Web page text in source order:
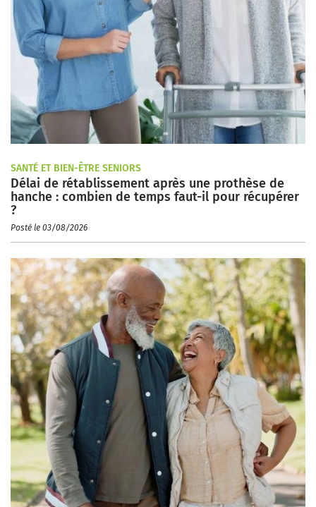
SANTÉ ET BIEN-ÊTRE SENIORS
Délai de rétablissement après une prothèse de
hanche : combien de temps faut-il pour récupérer
?
Posté le 03/08/2026